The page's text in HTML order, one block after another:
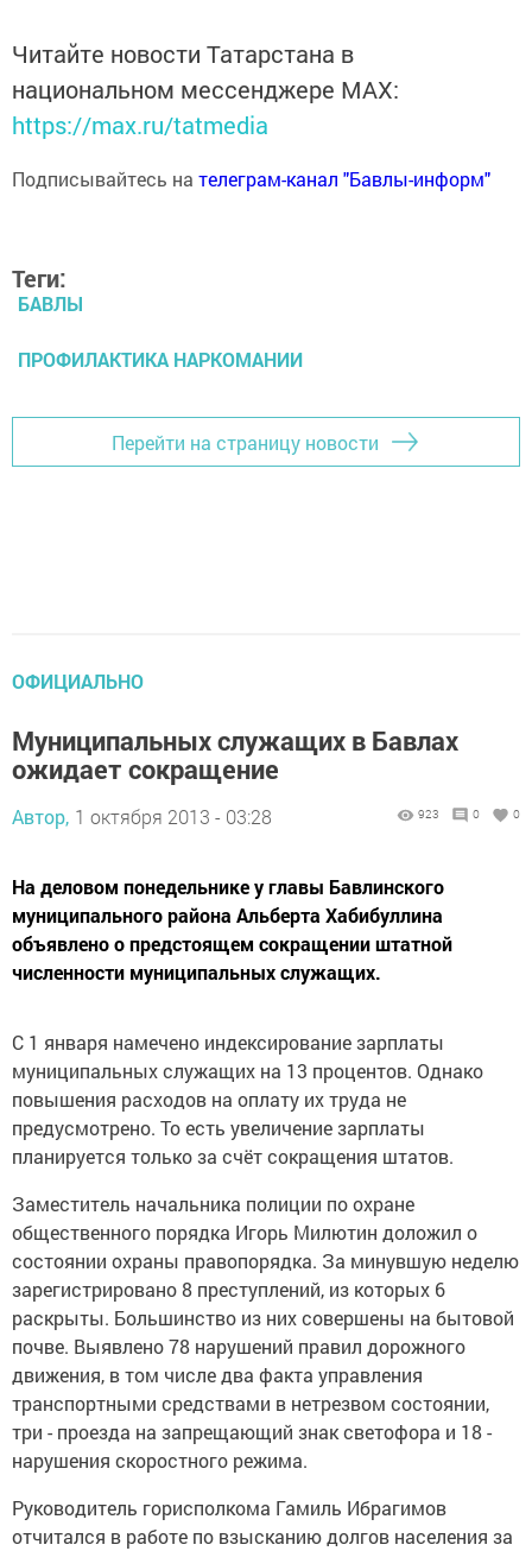
Читайте новости Татарстана в
национальном мессенджере MАХ:
https://max.ru/tatmedia
Подписывайтесь на телеграм-канал "Бавлы-информ"
Теги:
БАВЛЫ
ПРОФИЛАКТИКА НАРКОМАНИИ
Перейти на страницу новости
ОФИЦИАЛЬНО
Муниципальных служащих в Бавлах
ожидает сокращение
Автор, 1 октября 2013 - 03:28 923 0 0
На деловом понедельнике у главы Бавлинского
муниципального района Альберта Хабибуллина
объявлено о предстоящем сокращении штатной
численности муниципальных служащих.
С 1 января намечено индексирование зарплаты
муниципальных служащих на 13 процентов. Однако
повышения расходов на оплату их труда не
предусмотрено. То есть увеличение зарплаты
планируется только за счёт сокращения штатов.
Заместитель начальника полиции по охране
общественного порядка Игорь Милютин доложил о
состоянии охраны правопорядка. За минувшую неделю
зарегистрировано 8 преступлений, из которых 6
раскрыты. Большинство из них совершены на бытовой
почве. Выявлено 78 нарушений правил дорожного
движения, в том числе два факта управления
транспортными средствами в нетрезвом состоянии,
три - проезда на запрещающий знак светофора и 18 -
нарушения скоростного режима.
Руководитель горисполкома Гамиль Ибрагимов
отчитался в работе по взысканию долгов населения за